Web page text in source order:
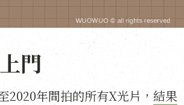
門
2020年間拍的所有X光片， 結果